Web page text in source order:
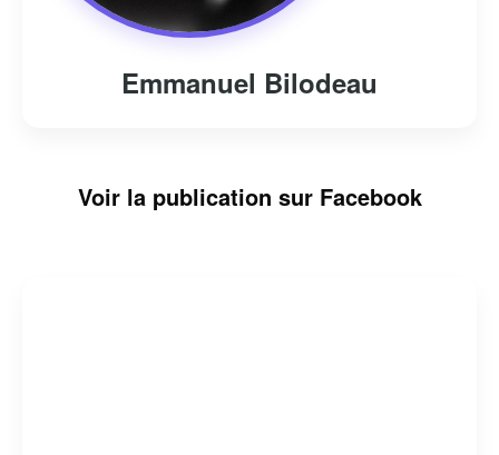
Emmanuel Bilodeau
Voir la publication sur Facebook